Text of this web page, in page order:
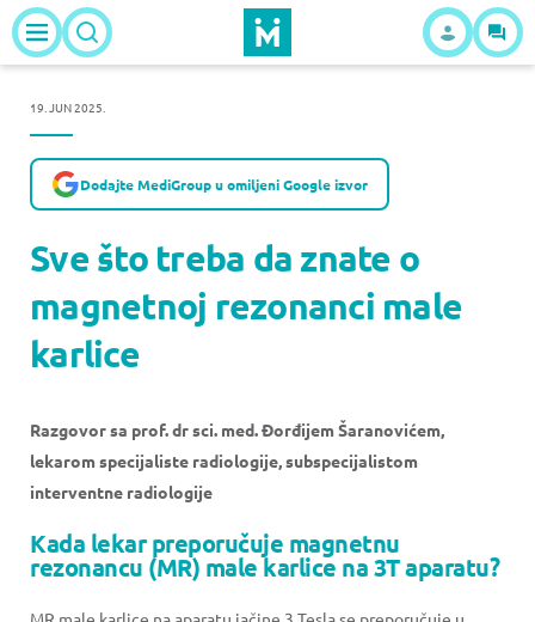
19. JUN 2025.
Dodajte MediGroup u omiljeni Google izvor
Sve što treba da znate o
magnetnoj rezonanci male
karlice
Razgovor sa prof. dr sci. med. Đorđijem Šaranovićem,
lekarom specijaliste radiologije, subspecijalistom
interventne radiologije
Kada lekar preporučuje magnetnu
rezonancu (MR) male karlice na 3T aparatu?